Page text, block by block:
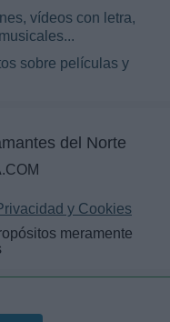
vídeos con letra,
sobre películas y
del Norte
y Cookies
meramente